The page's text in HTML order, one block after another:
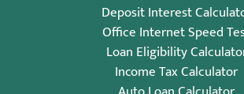
Deposit Interest
Office Internet Speed
Loan Eligibility
Income Tax Calculator